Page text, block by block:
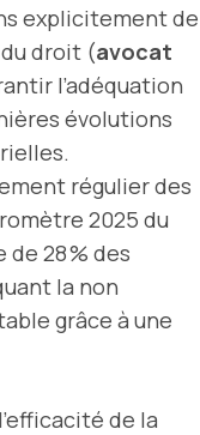
explicitement de
droit (avocat
l’adéquation
évolutions
régulier des
2025 du
de 28 % des
la non
grâce à une
de la